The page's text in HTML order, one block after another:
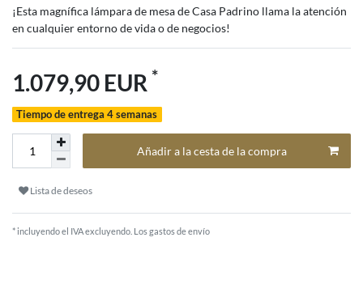
¡Esta magnífica lámpara de mesa de Casa Padrino llama la atención
en cualquier entorno de vida o de negocios!
1.079,90 EUR *
Tiempo de entrega 4 semanas
Añadir a la cesta de la compra
Lista de deseos
* incluyendo el IVA excluyendo. Los gastos de envío